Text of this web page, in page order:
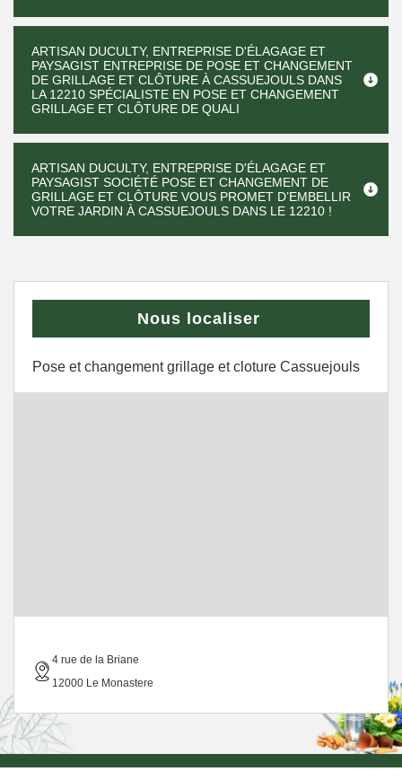
ARTISAN DUCULTY, ENTREPRISE D'ÉLAGAGE ET
PAYSAGIST ENTREPRISE DE POSE ET CHANGEMENT
DE GRILLAGE ET CLÔTURE À CASSUEJOULS DANS
LA 12210 SPÉCIALISTE EN POSE ET CHANGEMENT
GRILLAGE ET CLÔTURE DE QUALI
ARTISAN DUCULTY, ENTREPRISE D'ÉLAGAGE ET
PAYSAGIST SOCIÉTÉ POSE ET CHANGEMENT DE
GRILLAGE ET CLÔTURE VOUS PROMET D’EMBELLIR
VOTRE JARDIN À CASSUEJOULS DANS LE 12210 !
Nous localiser
Pose et changement grillage et cloture Cassuejouls
4 rue de la Briane
12000 Le Monastere